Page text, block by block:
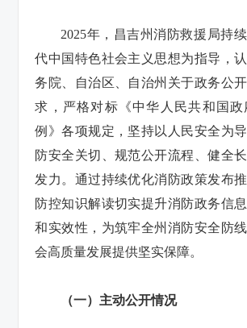
2025年，昌吉州消防救援局持
代中国特色社会主义思想为指导，
务院、自治区、自治州关于政务公
求，严格对标《中华人民共和国政
例》各项规定，坚持以人民安全为
防安全关切、规范公开流程、健全
发力。通过持续优化消防政策发布
防控知识解读切实提升消防政务信
和实效性，为筑牢全州消防安全防
会高质量发展提供坚实保障。
（一）主动公开情况